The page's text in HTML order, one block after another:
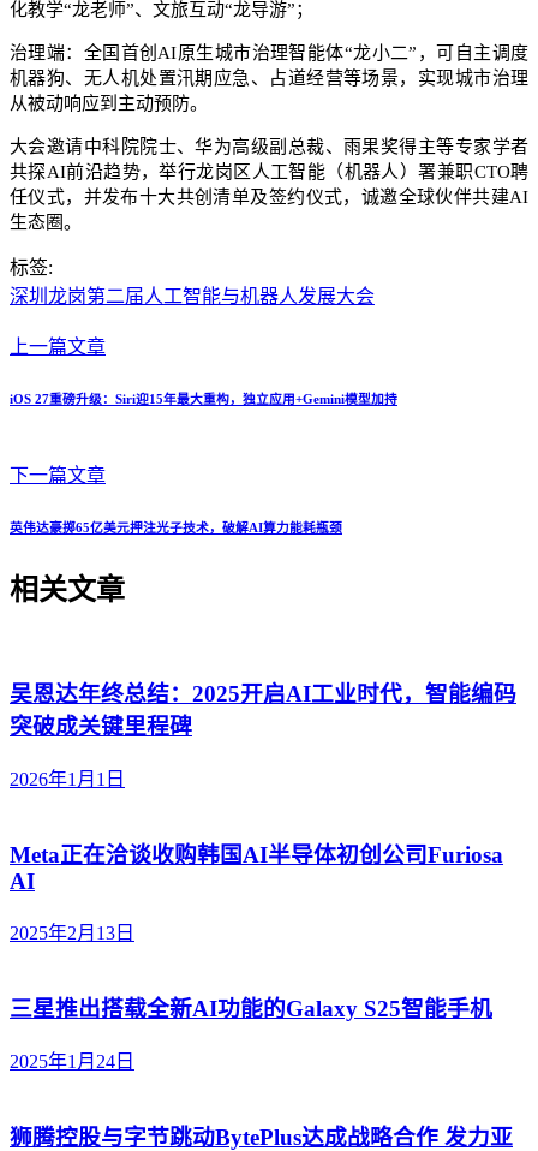
化教学“龙老师”、文旅互动“龙导游”；
治理端：全国首创AI原生城市治理智能体“龙小二”，可自主调度
机器狗、无人机处置汛期应急、占道经营等场景，实现城市治理
从被动响应到主动预防。
大会邀请中科院院士、华为高级副总裁、雨果奖得主等专家学者
共探AI前沿趋势，举行龙岗区人工智能（机器人）署兼职CTO聘
任仪式，并发布十大共创清单及签约仪式，诚邀全球伙伴共建AI
生态圈。
标签:
深圳龙岗第二届人工智能与机器人发展大会
上一篇文章
iOS 27重磅升级：Siri迎15年最大重构，独立应用+Gemini模型加持
下一篇文章
英伟达豪掷65亿美元押注光子技术，破解AI算力能耗瓶颈
相关文章
吴恩达年终总结：2025开启AI工业时代，智能编码
突破成关键里程碑
2026年1月1日
Meta正在洽谈收购韩国AI半导体初创公司Furiosa
AI
2025年2月13日
三星推出搭载全新AI功能的Galaxy S25智能手机
2025年1月24日
狮腾控股与字节跳动BytePlus达成战略合作 发力亚